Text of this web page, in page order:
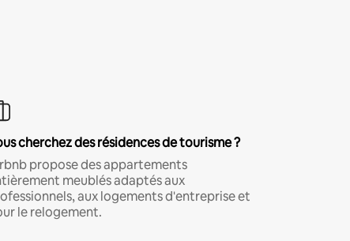
cherchez des résidences de tourisme ?
propose des appartements
meublés adaptés aux
aux logements d'entreprise et
le relogement.